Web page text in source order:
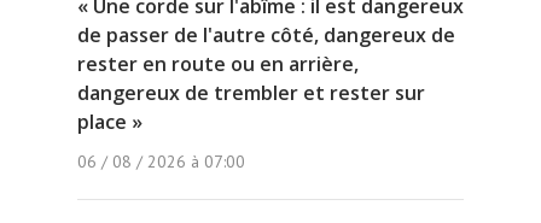
« Une corde sur l'abîme : il est dangereux
de passer de l'autre côté, dangereux de
rester en route ou en arrière,
dangereux de trembler et rester sur
place »
06 / 08 / 2026 à 07:00